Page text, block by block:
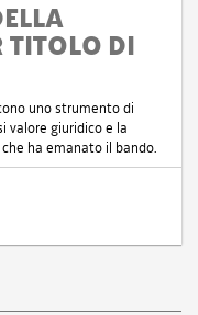
TITOLO DI
uno strumento di
valore giuridico e la
ha emanato il bando.